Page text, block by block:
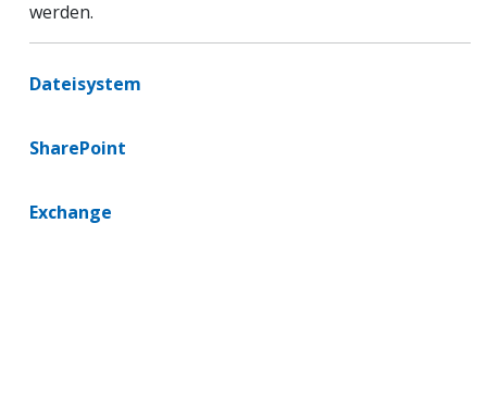
werden.
Dateisystem
SharePoint
Exchange